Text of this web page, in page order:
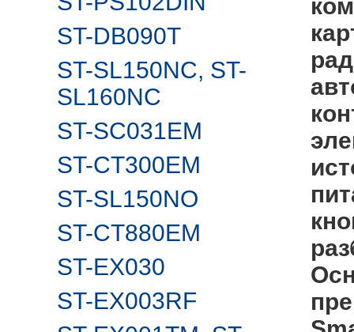
ST-DB090T
ST-SL150NC, ST-
SL160NC
ST-SC031EM
ST-CT300EM
ST-SL150NO
ST-CT880EM
ST-EX030
ST-EX003RF